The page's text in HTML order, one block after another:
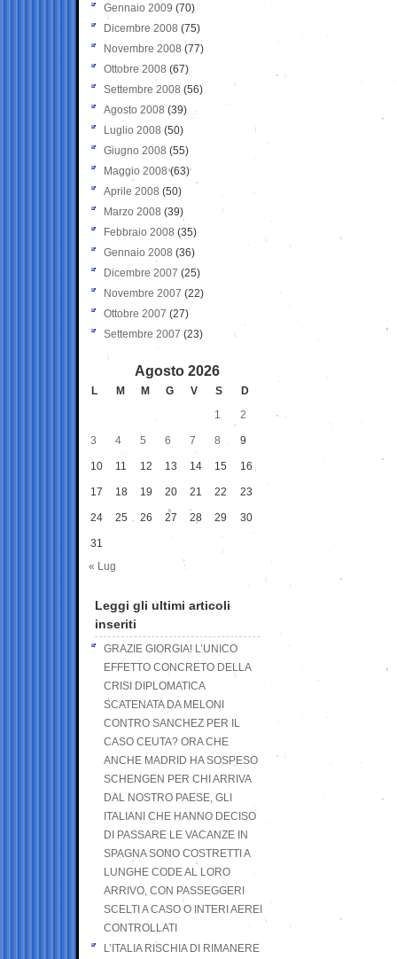
Gennaio 2009 (70)
Dicembre 2008 (75)
Novembre 2008 (77)
Ottobre 2008 (67)
Settembre 2008 (56)
Agosto 2008 (39)
Luglio 2008 (50)
Giugno 2008 (55)
Maggio 2008(63)
Aprile 2008 (50)
Marzo 2008 (39)
Febbraio 2008 (35)
Gennaio 2008 (36)
Dicembre 2007 (25)
Novembre 2007 (22)
Ottobre 2007 (27)
Settembre 2007 (23)
Agosto 2026
L M M G V S
D
1
2
3 4 5 6 7 8 9
10 11 12 13 14 15 16
17 18 19 20 21 22 23
24 25 26 27 28 29 30
31
« Lug
Leggi gli ultimi articoli
inseriti
GRAZIE GIORGIA! L’UNICO
EFFETTO CONCRETO DELLA
CRISI DIPLOMATICA
SCATENATA DA MELONI
CONTRO SANCHEZ PER IL
CASO CEUTA? ORA CHE
ANCHE MADRID HA SOSPESO
SCHENGEN PER CHI ARRIVA
DAL NOSTRO PAESE, GLI
ITALIANI CHE HANNO DECISO
DI PASSARE LE VACANZE IN
SPAGNA SONO COSTRETTI A
LUNGHE CODE AL LORO
ARRIVO, CON PASSEGGERI
SCELTI A CASO O INTERI AEREI
CONTROLLATI
L’ITALIA RISCHIA DI RIMANERE